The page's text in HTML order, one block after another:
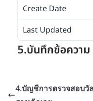
Create Date
Last Updated
5.บันทึกข้อความ
4.บัญชีการตรวจสอบวั